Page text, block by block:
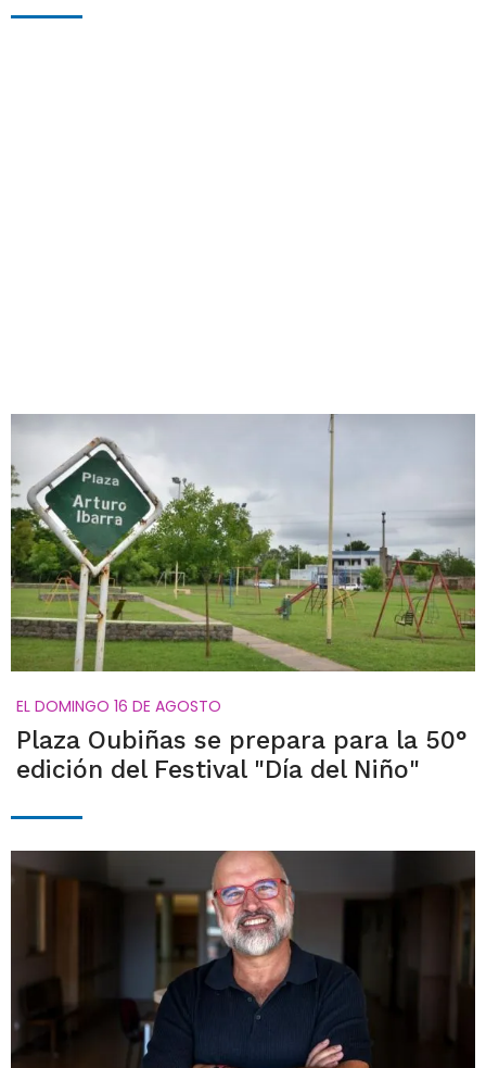
EL DOMINGO 16 DE AGOSTO
Plaza Oubiñas se prepara para la 50°
edición del Festival "Día del Niño"